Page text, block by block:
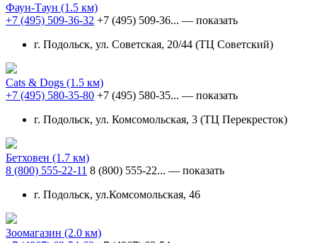
Фаун-Таун (1.5 км)
+7 (495) 509-36-32 +7 (495) 509-36... — показать
г. Подольск, ул. Советская, 20/44 (ТЦ Советский)
Cats & Dogs (1.5 км)
+7 (495) 580-35-80 +7 (495) 580-35... — показать
г. Подольск, ул. Комсомольская, 3 (ТЦ Перекресток)
Бетховен (1.7 км)
8 (800) 555-22-11 8 (800) 555-22... — показать
г. Подольск, ул.Комсомольская, 46
Зоомагазин (2.0 км)